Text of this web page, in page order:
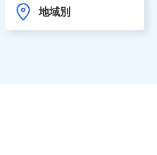
険株式会社
）
社
）
地域別